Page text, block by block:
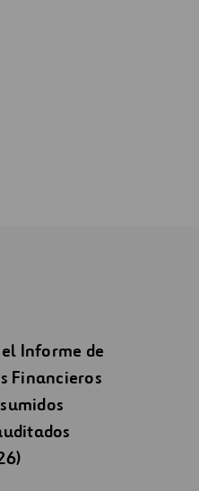
Informe de
Financieros